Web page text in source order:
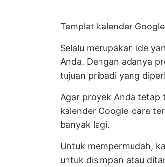
Templat kalender
Selalu merupakan ide
Anda. Dengan adanya
tujuan pribadi yang
Agar proyek Anda tetap
kalender Google-cara
banyak lagi.
Untuk mempermudah,
untuk disimpan atau